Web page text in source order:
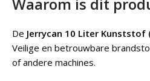
De Jerrycan 10 Liter
Veilige en betrouwbare
of andere machines.